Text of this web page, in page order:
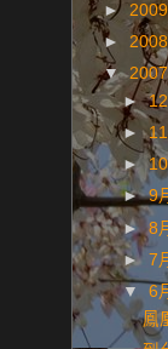
►
►
▼
►
►
►
►9
►8
► 7
▼ 6
鳳